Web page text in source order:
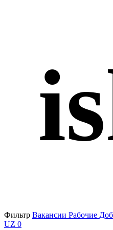
Фильтр Вакансии Рабочие
UZ 0